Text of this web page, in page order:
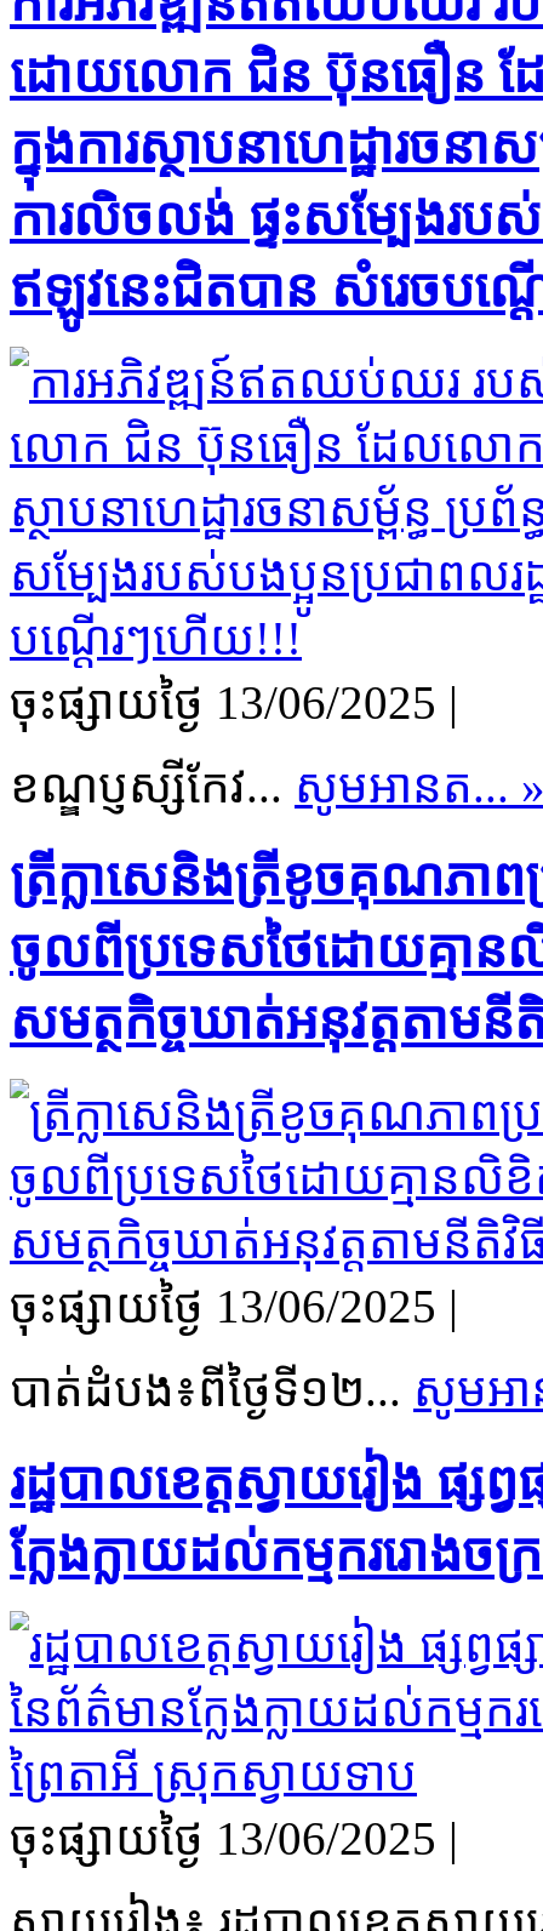
ដោយលោក ជិន ប៊ុនធឿន ដ
ក្នុងការស្ថាបនាហេដ្ឋារចន
ការលិចលង់ ផ្ទះសម្បែងរបស់
ឥឡូវនេះជិតបាន សំរេចបណ្
ចុះផ្សាយថ្ងៃ​ 13/06/2025 |
ខណ្ឌប្ញស្សីកែវ... សូមអានត...
ត្រីក្លាសេនិងត្រីខូចគុណភា
ចូលពីប្រទេសថៃដោយគ្មានលិ
សមត្ថកិច្ចឃាត់អនុវត្តតាមនី
ចុះផ្សាយថ្ងៃ​ 13/06/2025 |
បាត់ដំបង៖ពីថ្ងៃទី១២... សូមអា
រដ្ឋបាលខេត្តស្វាយរៀង ផ្
ក្លែងក្លាយដល់កម្មកររោង
ចុះផ្សាយថ្ងៃ​ 13/06/2025 |